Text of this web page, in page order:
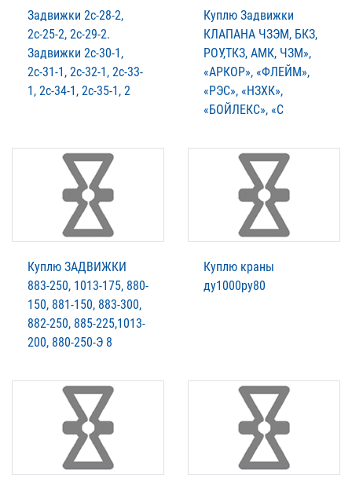
Задвижки 2с-28-2,
2с-25-2, 2с-29-2.
Задвижки 2с-30-1,
2с-31-1, 2с-32-1, 2с-33-
1, 2с-34-1, 2с-35-1, 2
Куплю Задвижки
КЛАПАНА ЧЗЭМ, БКЗ,
РОУ,ТКЗ, АМК, ЧЗМ»,
«АРКОР», «ФЛЕЙМ»,
«РЭС», «НЗХК»,
«БОЙЛЕКС», «С
Куплю ЗАДВИЖКИ
883-250, 1013-175, 880-
150, 881-150, 883-300,
882-250, 885-225,1013-
200, 880-250-Э 8
Куплю краны
ду1000ру80